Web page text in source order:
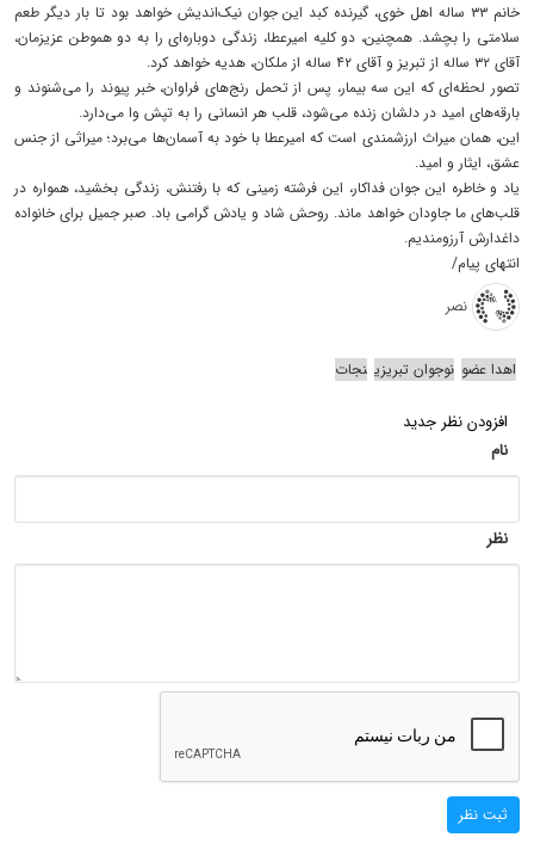
خانم ۳۳ ساله اهل خوی، گیرنده کبد این جوان نیک‌اندیش خواهد بود تا بار دیگر طعم
سلامتی را بچشد. همچنین، دو کلیه امیرعطا، زندگی دوباره‌ای را به دو هموطن عزیزمان،
آقای ۳۲ ساله از تبریز و آقای ۴۲ ساله از ملکان، هدیه خواهد کرد.
تصور لحظه‌ای که این سه بیمار، پس از تحمل رنج‌های فراوان، خبر پیوند را می‌شنوند و
بارقه‌های امید در دلشان زنده می‌شود، قلب هر انسانی را به تپش وا می‌دارد.
این، همان میراث ارزشمندی است که امیرعطا با خود به آسمان‌ها می‌برد؛ میراثی از جنس
عشق، ایثار و امید.
یاد و خاطره این جوان فداکار، این فرشته زمینی که با رفتنش، زندگی بخشید، همواره در
قلب‌های ما جاودان خواهد ماند. روحش شاد و یادش گرامی باد. صبر جمیل برای خانواده
داغدارش آرزومندیم.
انتهای پیام/
نصر
اهدا عضو نوجوان تبریزی نجات
افزودن نظر جدید
نام
نظر
ثبت نظر